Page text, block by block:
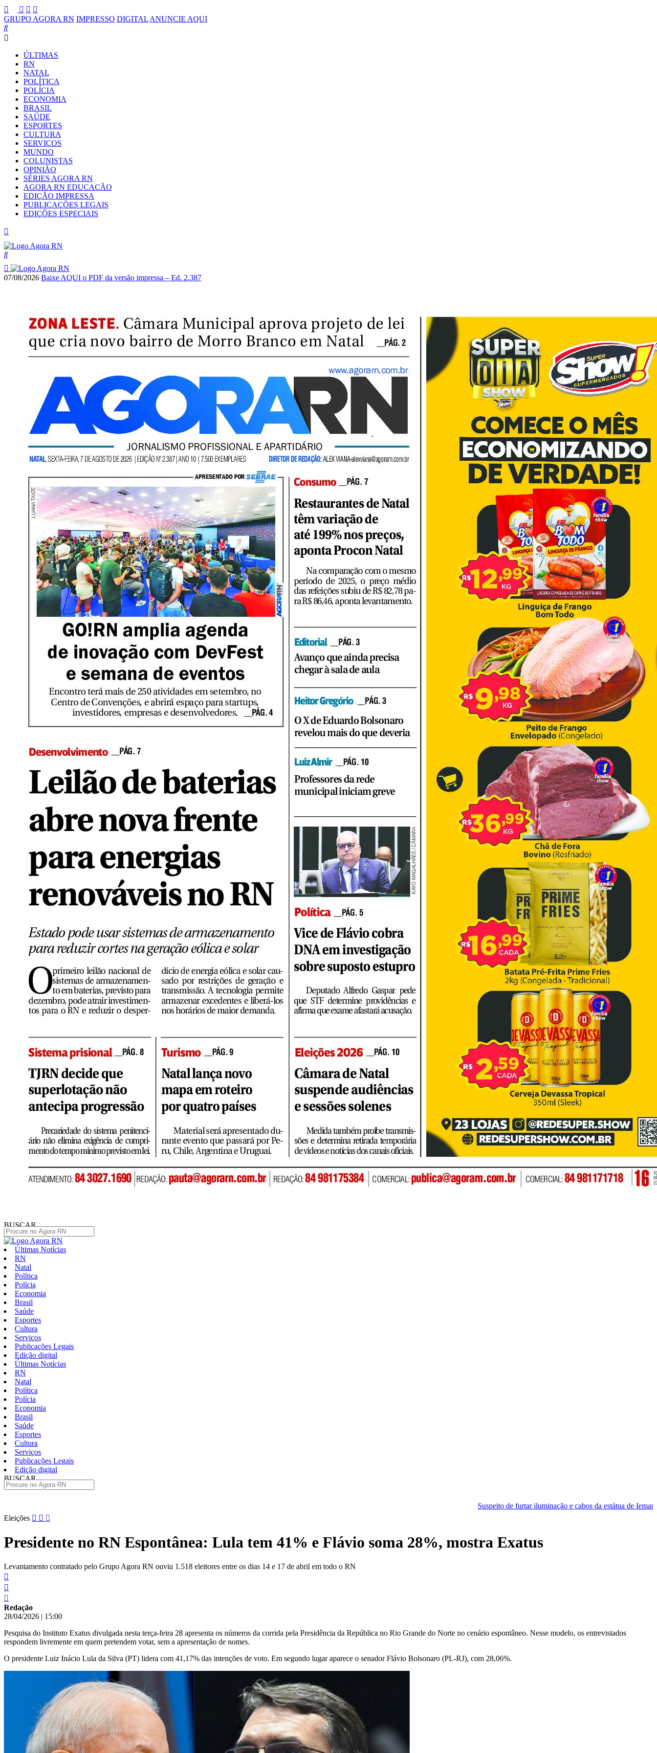
GRUPO AGORA RN IMPRESSO DIGITAL ANUNCIE AQUI
ÚLTIMAS
RN
NATAL
POLÍTICA
POLÍCIA
ECONOMIA
BRASIL
SAÚDE
ESPORTES
CULTURA
SERVIÇOS
MUNDO
COLUNISTAS
OPINIÃO
SÉRIES AGORA RN
AGORA RN EDUCAÇÃO
EDIÇÃO IMPRESSA
PUBLICAÇÕES LEGAIS
EDIÇÕES ESPECIAIS
07/08/2026 Baixe AQUI o PDF da versão impressa – Ed. 2.387
BUSCAR
Últimas Notícias
RN
Natal
Política
Polícia
Economia
Brasil
Saúde
Esportes
Cultura
Serviços
Publicações Legais
Edição digital
Últimas Notícias
RN
Natal
Política
Polícia
Economia
Brasil
Saúde
Esportes
Cultura
Serviços
Publicações Legais
Edição digital
BUSCAR
Suspeito de furtar iluminação e cabos da estátua de Iemanjá é preso em
Pular
conteúdo
Eleições
Presidente no RN Espontânea: Lula tem 41% e Flávio soma 28%, mostra Exatus
Levantamento contratado pelo Grupo Agora RN ouviu 1.518 eleitores entre os dias 14 e 17 de abril em todo o RN
Redação
28/04/2026 | 15:00
Pesquisa do Instituto Exatus divulgada nesta terça-feira 28 apresenta os números da corrida pela Presidência da República no Rio Grande do Norte no cenário espontâneo. Nesse modelo, os entrevistados
respondem livremente em quem pretendem votar, sem a apresentação de nomes.
O presidente Luiz Inácio Lula da Silva (PT) lidera com 41,17% das intenções de voto. Em segundo lugar aparece o senador Flávio Bolsonaro (PL-RJ), com 28,06%.